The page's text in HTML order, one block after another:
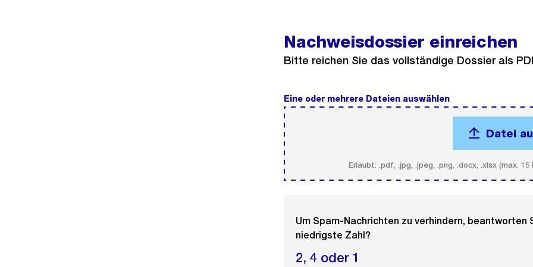
Nachweisdossier einreichen
Bitte reichen Sie das vollständige Dossier als
Eine oder mehrere Dateien auswählen
Datei
Erlaubt: .pdf, .jpg, .jpeg, .png, .docx, .xlsx (max.
Um Spam-Nachrichten zu verhindern,
niedrigste Zahl?
2,4 oder 1